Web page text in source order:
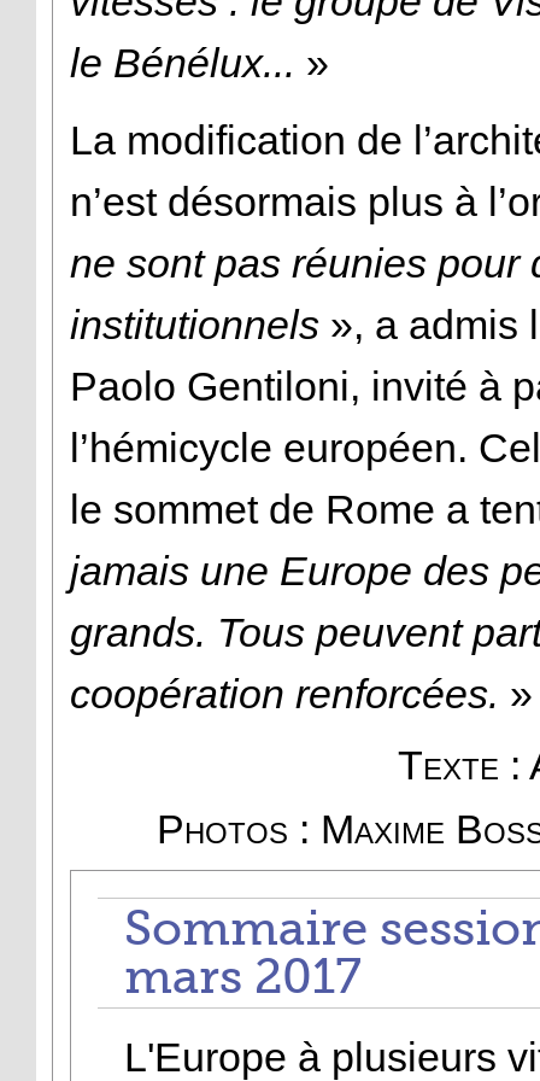
le Bénélux... »
La modification de
n’est désormais plus à
ne sont pas réunies pour
institutionnels », a admis
Paolo Gentiloni, invité à
l’hémicycle européen.
le sommet de Rome a
jamais une Europe des
grands. Tous peuvent
coopération renforcées. »
Texte :
Photos : Maxime
Sommaire
mars 2017
L'Europe à plusieurs